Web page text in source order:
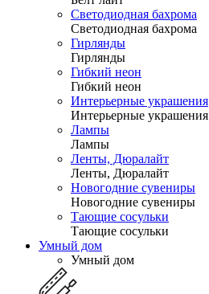
Светодиодная бахрома
Светодиодная бахрома
Гирлянды
Гирлянды
Гибкий неон
Гибкий неон
Интерьерные украшения
Интерьерные украшения
Лампы
Лампы
Ленты, Дюралайт
Ленты, Дюралайт
Новогодние сувениры
Новогодние сувениры
Тающие сосульки
Тающие сосульки
Умный дом
Умный дом